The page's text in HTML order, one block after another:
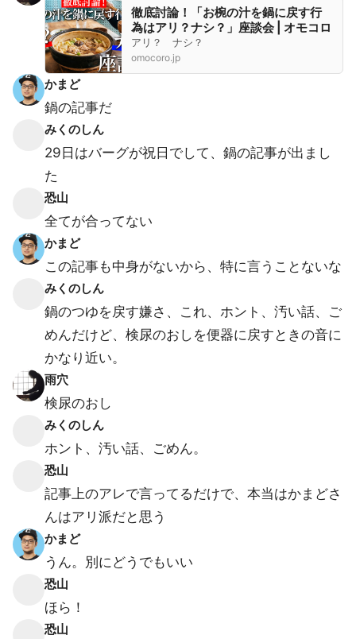
徹底討論！「お椀の汁を鍋に戻す行
為はアリ？ナシ？」座談会 | オモコロ
アリ？ ナシ？
omocoro.jp
かまど
鍋の記事だ
みくのしん
29日はバーグが祝日でして、鍋の記事が出まし
た
恐山
全てが合ってない
かまど
この記事も中身がないから、特に言うことないな
みくのしん
鍋のつゆを戻す嫌さ、これ、ホント、汚い話、ご
めんだけど、検尿のおしを便器に戻すときの音に
かなり近い。
雨穴
検尿のおし
みくのしん
ホント、汚い話、ごめん。
恐山
記事上のアレで言ってるだけで、本当はかまどさ
んはアリ派だと思う
かまど
うん。別にどうでもいい
恐山
ほら！
恐山